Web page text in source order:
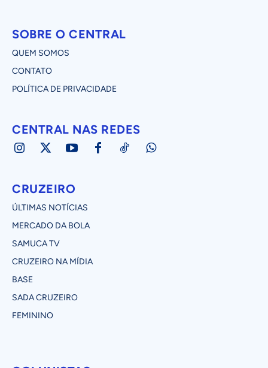
SOBRE O CENTRAL
QUEM SOMOS
CONTATO
POLÍTICA DE PRIVACIDADE
CENTRAL NAS REDES
CRUZEIRO
ÚLTIMAS NOTÍCIAS
MERCADO DA BOLA
SAMUCA TV
CRUZEIRO NA MÍDIA
BASE
SADA CRUZEIRO
FEMININO